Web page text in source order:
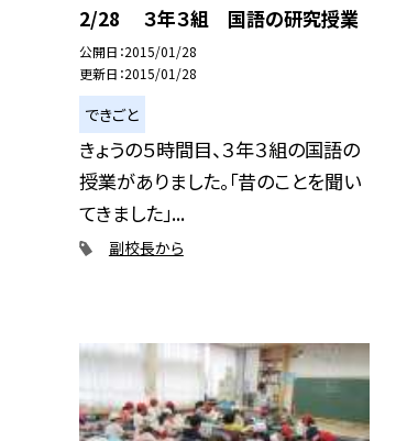
2/28 ３年３組 国語の研究授業
公開日 2015/01/28
更新日 2015/01/28
できごと
きょうの５時間目、３年３組の国語の
授業がありました。「昔のことを聞い
てきました」...
副校長から